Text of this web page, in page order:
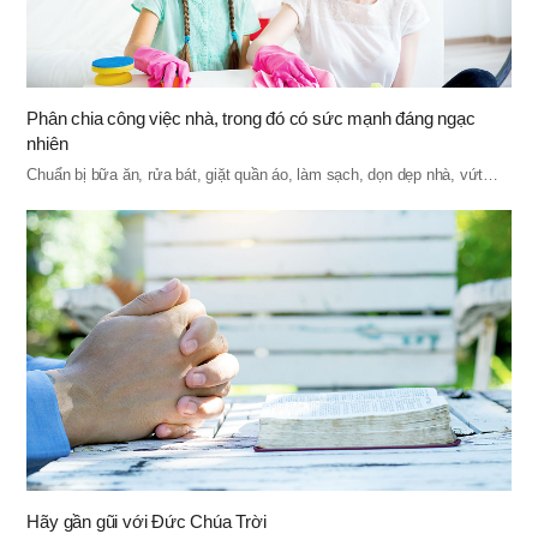
Phân chia công việc nhà, trong đó có sức mạnh đáng ngạc
nhiên
Chuẩn bị bữa ăn, rửa bát, giặt quần áo, làm sạch, dọn dẹp nhà, vứt…
Hãy gần gũi với Đức Chúa Trời